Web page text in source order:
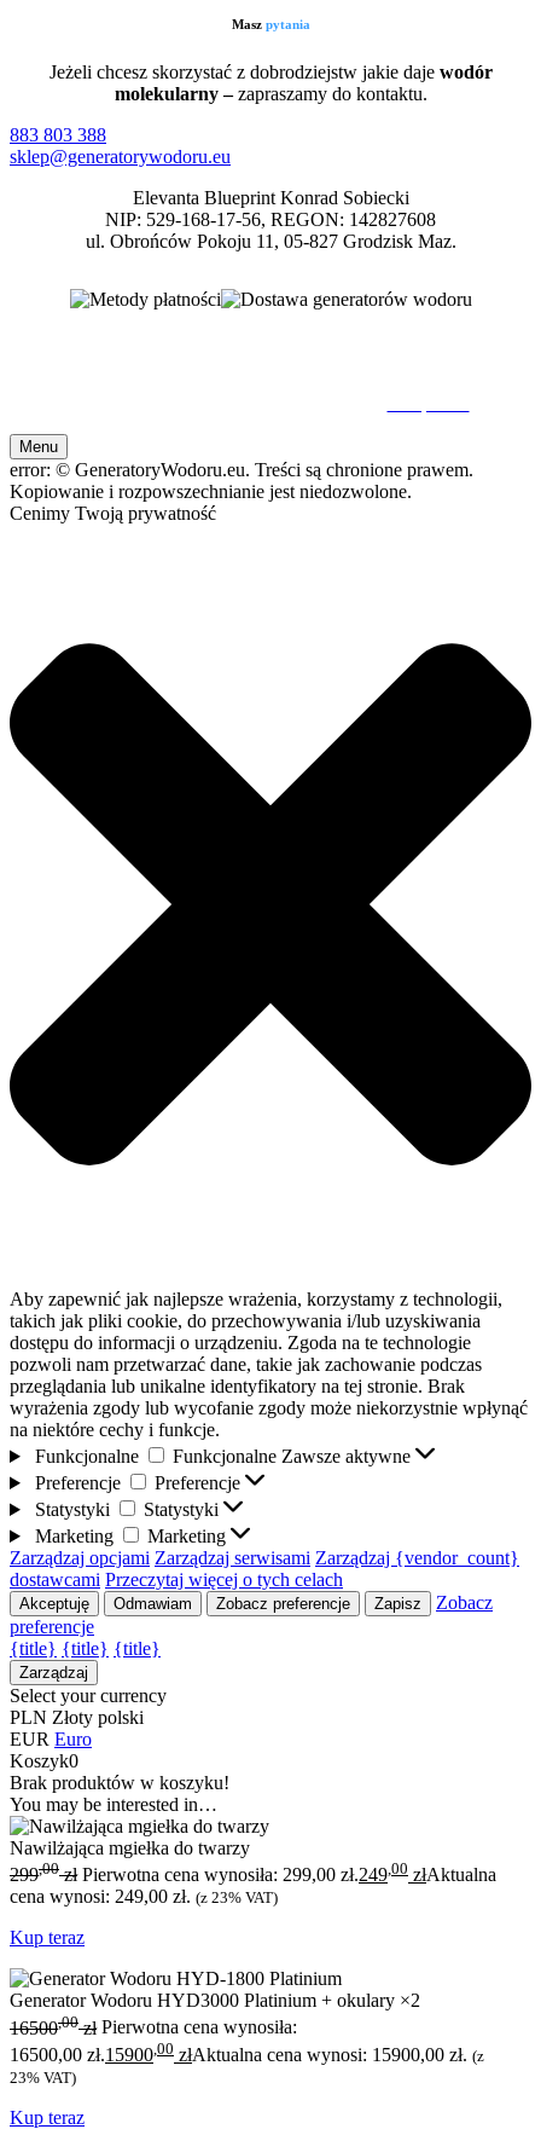
Masz pytania
Jeżeli chcesz skorzystać z dobrodziejstw jakie daje wodór
molekularny –zapraszamy do kontaktu.
883 803 388
sklep@generatorywodoru.eu
Elevanta Blueprint Konrad Sobiecki
NIP: 529-168-17-56, REGON: 142827608
ul. Obrońców Pokoju 11, 05-827 Grodzisk Maz.
Menu
error: © GeneratoryWodoru.eu. Treści są chronione prawem.
Kopiowanie i rozpowszechnianie jest niedozwolone.
Cenimy Twoją prywatność
Aby zapewnić jak najlepsze wrażenia, korzystamy z technologii,
takich jak pliki cookie, do przechowywania i/lub uzyskiwania
dostępu do informacji o urządzeniu. Zgoda na te technologie
pozwoli nam przetwarzać dane, takie jak zachowanie podczas
przeglądania lub unikalne identyfikatory na tej stronie. Brak
wyrażenia zgody lub wycofanie zgody może niekorzystnie wpłynąć
na niektóre cechy i funkcje.
Funkcjonalne
Funkcjonalne Zawsze aktywne
Preferencje
Preferencje
Statystyki
Statystyki
Marketing
Marketing
Zarządzaj opcjami Zarządzaj serwisami Zarządzaj {vendor_count}
dostawcami Przeczytaj więcej o tych celach
Akceptuję Odmawiam Zobacz preferencje Zapisz
Zobacz
preferencje
{title} {title} {title}
Zarządzaj
Select your currency
PLN Złoty polski
EUR Euro
Koszyk0
Brak produktów w koszyku!
You may be interested in…
Nawilżająca mgiełka do twarzy
299,00 zł Pierwotna cena wynosiła: 299,00 zł.249,00 złAktualna
cena wynosi: 249,00 zł. (z 23% VAT)
Kup teraz
Generator Wodoru HYD3000 Platinium + okulary ×2
16500,00 zł Pierwotna cena wynosiła:
16500,00 zł.15900 ,00 złAktualna cena wynosi: 15900,00 zł. (z
23% VAT)
Kup teraz